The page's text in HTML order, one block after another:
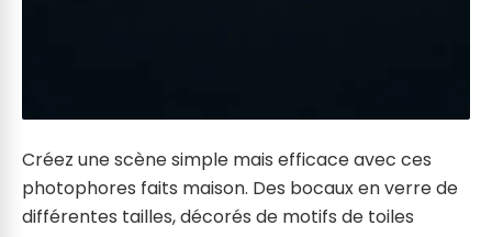
Créez une scène simple mais efficace avec ces
photophores faits maison. Des bocaux en verre de
différentes tailles, décorés de motifs de toiles